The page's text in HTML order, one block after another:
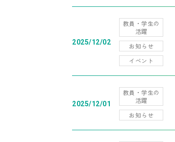
2025/12/02
教員・学生の
活躍
お知らせ
イベント
2025/12/01
教員・学生の
活躍
お知らせ